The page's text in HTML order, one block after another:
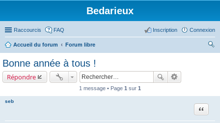
Bedarieux
Raccourcis FAQ Connexion
Inscription
Accueil du forum
Forum libre
Bonne année à tous !
Répondre
1 message • Page 1 sur 1
seb
Citer